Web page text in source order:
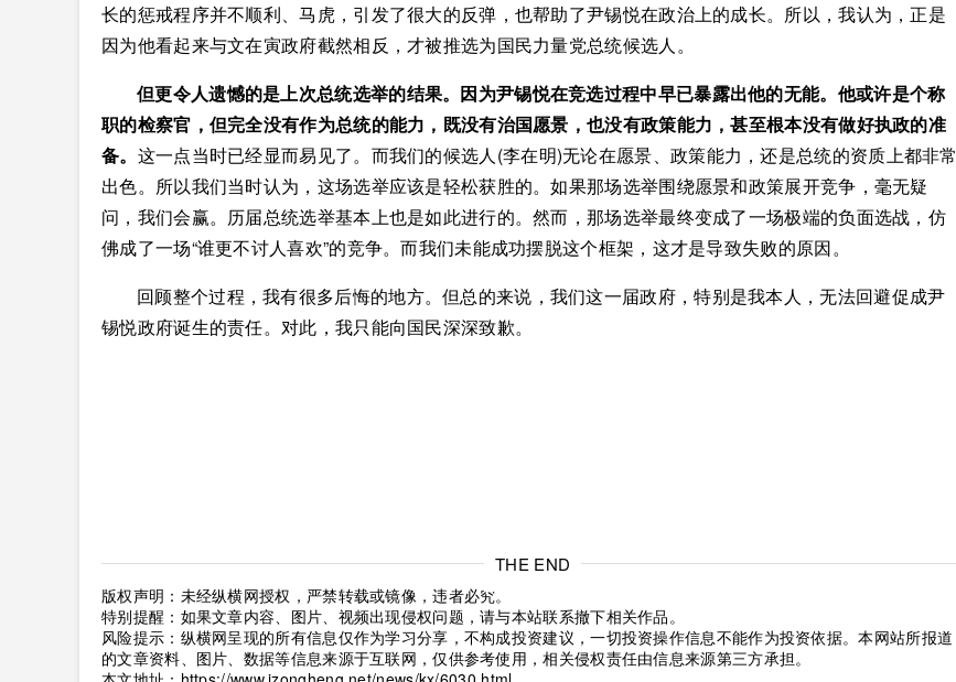
长的惩戒程序并不顺利、马虎，引发了很大的反弹，也帮助了尹锡悦在政治上的成长。所以，我认为，正是
因为他看起来与文在寅政府截然相反，才被推选为国民力量党总统候选人。
但更令人遗憾的是上次总统选举的结果。因为尹锡悦在竞选过程中早已暴露出他的无能。他或许是个称
职的检察官，但完全没有作为总统的能力，既没有治国愿景，也没有政策能力，甚至根本没有做好执政的准
备。 这一点当时已经显而易见了。而我们的候选人(李在明)无论在愿景、政策能力，还是总统的资质上都非常
出色。所以我们当时认为，这场选举应该是轻松获胜的。如果那场选举围绕愿景和政策展开竞争，毫无疑
问，我们会赢。历届总统选举基本上也是如此进行的。然而，那场选举最终变成了一场极端的负面选战，仿
佛成了一场“谁更不讨人喜欢”的竞争。而我们未能成功摆脱这个框架，这才是导致失败的原因。
回顾整个过程，我有很多后悔的地方。但总的来说，我们这一届政府，特别是我本人，无法回避促成尹
锡悦政府诞生的责任。对此，我只能向国民深深致歉。
THE END
版权声明：未经纵横网授权，严禁转载或镜像，违者必究。
特别提醒：如果文章内容、图片、视频出现侵权问题，请与本站联系撤下相关作品。
风险提示：纵横网呈现的所有信息仅作为学习分享，不构成投资建议，一切投资操作信息不能作为投资依据。本网站所报道
的文章资料、图片、数据等信息来源于互联网，仅供参考使用，相关侵权责任由信息来源第三方承担。